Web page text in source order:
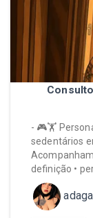
- 🎮🏋️
sedentários
definição •